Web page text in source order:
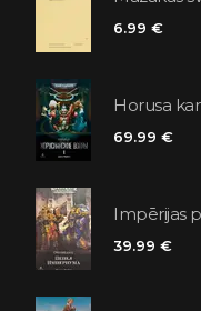
6.99 €
Horusa
69.99 €
Impērijas
39.99 €